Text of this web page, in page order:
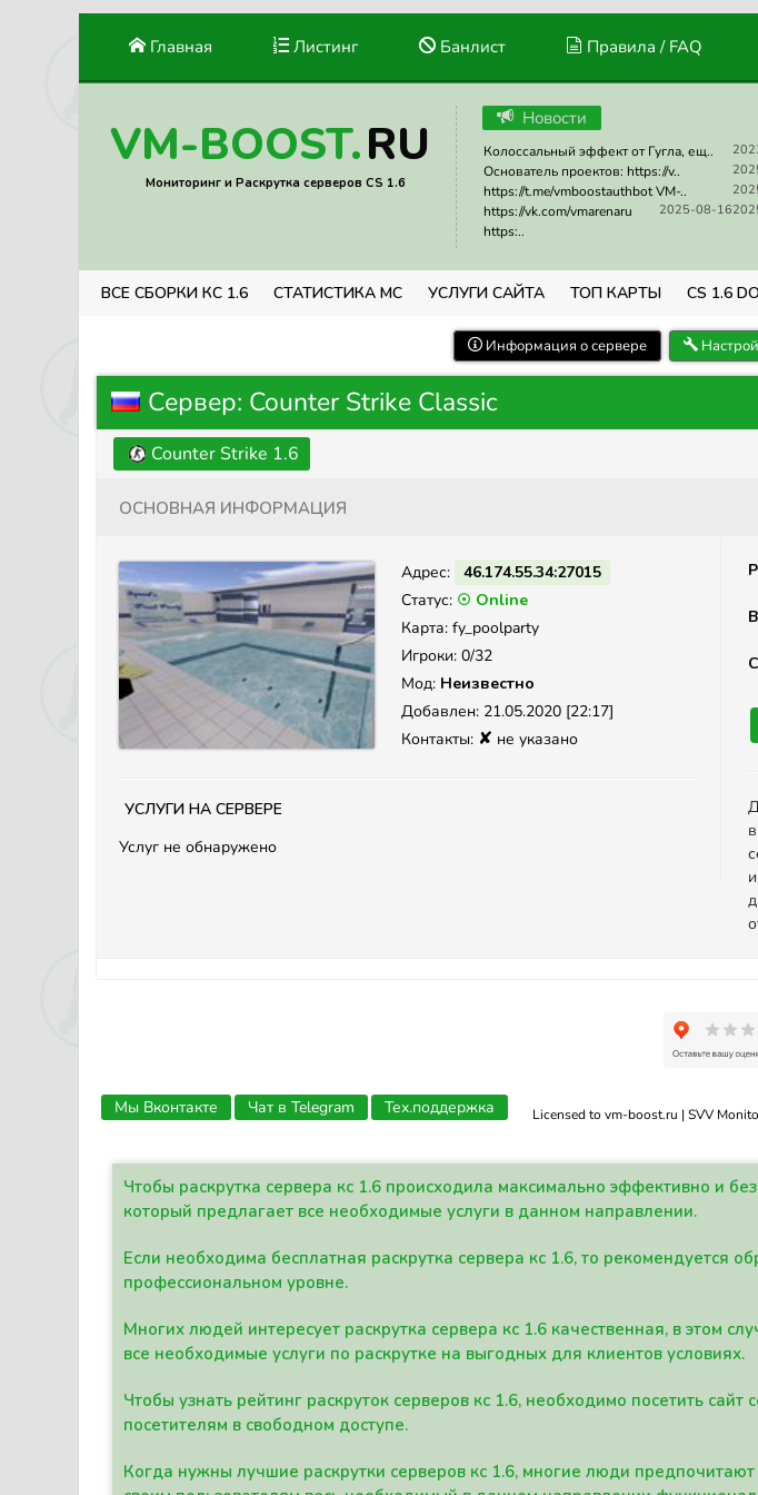
Главная Листинг Банлист Правила / FAQ
VM-BOOST.RU
Мониторинг и Раскрутка серверов CS 1.6
Новости
Колоссальный эффект от Гугла, ещ..
Основатель проектов: https://v..
https://t.me/vmboostauthbot VM-..
2025-08-16
https://vk.com/vmarenaru
https:..
ВСЕ СБОРКИ КС 1.6 СТАТИСТИКА МС УСЛУГИ САЙТА ТОП КАРТЫ CS 1.6
Информация о сервере
Сервер: Counter Strike Classic
Counter Strike 1.6
Основная информация
Адрес:
46.174.55.34:27015
Статус: ☉ Online
Карта: fy_poolparty
Игроки: 0/32
Мод: Неизвестно
Добавлен: 21.05.2020 [22:17]
Контакты: ✘ не указано
Услуги на сервере
Услуг не обнаружено
Licensed to vm-boost.ru | SVV
Мы Вконтакте Чат в Telegram Тех.поддержка
Чтобы раскрутка сервера кс 1.6 происходила максимально эффективно и
который предлагает все необходимые услуги в данном направлении.
Если необходима бесплатная раскрутка сервера кс 1.6, то рекомендуется
профессиональном уровне.
Многих людей интересует раскрутка сервера кс 1.6 качественная, в этом
все необходимые услуги по раскрутке на выгодных для клиентов условиях.
Чтобы узнать рейтинг раскруток серверов кс 1.6, необходимо посетить
посетителям в свободном доступе.
Когда нужны лучшие раскрутки серверов кс 1.6, многие люди